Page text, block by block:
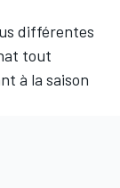
différentes
tout
à la saison